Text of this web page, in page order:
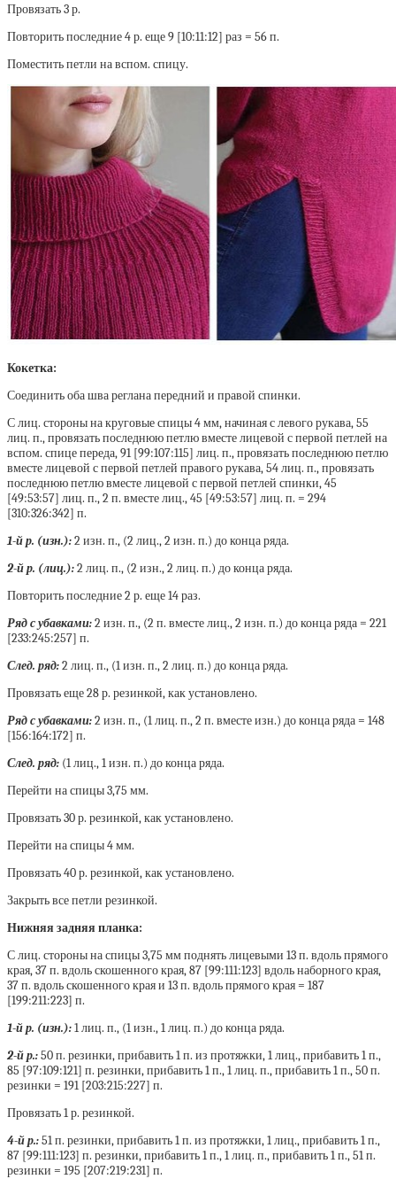
Провязать 3 р.
Повторить последние 4 р. еще 9 [10:11:12] раз = 56 п.
Поместить петли на вспом. спицу.
Кокетка:
Соединить оба шва реглана передний и правой спинки.
С лиц. стороны на круговые спицы 4 мм, начиная с левого рукава, 55
лиц. п., провязать последнюю петлю вместе лицевой с первой петлей на
вспом. спице переда, 91 [99:107:115] лиц. п., провязать последнюю петлю
вместе лицевой с первой петлей правого рукава, 54 лиц. п., провязать
последнюю петлю вместе лицевой с первой петлей спинки, 45
[49:53:57] лиц. п., 2 п. вместе лиц., 45 [49:53:57] лиц. п. = 294
[310:326:342] п.
1-й р. (изн.):2 изн. п., (2 лиц., 2 изн. п.) до конца ряда.
2-й р. (лиц.):2 лиц. п., (2 изн., 2 лиц. п.) до конца ряда.
Повторить последние 2 р. еще 14 раз.
Ряд с убавками:2 изн. п., (2 п. вместе лиц., 2 изн. п.) до конца ряда = 221
[233:245:257] п.
След. ряд:2 лиц. п., (1 изн. п., 2 лиц. п.) до конца ряда.
Провязать еще 28 р. резинкой, как установлено.
Ряд с убавками:2 изн. п., (1 лиц. п., 2 п. вместе изн.) до конца ряда = 148
[156:164:172] п.
След. ряд: (1 лиц., 1 изн. п.) до конца ряда.
Перейти на спицы 3,75 мм.
Провязать 30 р. резинкой, как установлено.
Перейти на спицы 4 мм.
Провязать 40 р. резинкой, как установлено.
Закрыть все петли резинкой.
Нижняя задняя планка:
С лиц. стороны на спицы 3,75 мм поднять лицевыми 13 п. вдоль прямого
края, 37 п. вдоль скошенного края, 87 [99:111:123] вдоль наборного края,
37 п. вдоль скошенного края и 13 п. вдоль прямого края = 187
[199:211:223] п.
1-й р. (изн.):1 лиц. п., (1 изн., 1 лиц. п.) до конца ряда.
2-й р.:50 п. резинки, прибавить 1 п. из протяжки, 1 лиц., прибавить 1 п.,
85 [97:109:121] п. резинки, прибавить 1 п., 1 лиц. п., прибавить 1 п., 50 п.
резинки = 191 [203:215:227] п.
Провязать 1 р. резинкой.
4-й р.:51 п. резинки, прибавить 1 п. из протяжки, 1 лиц., прибавить 1 п.,
87 [99:111:123] п. резинки, прибавить 1 п., 1 лиц. п., прибавить 1 п., 51 п.
резинки = 195 [207:219:231] п.